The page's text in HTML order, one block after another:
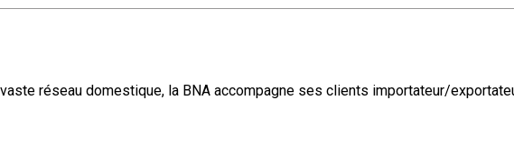
réseau domestique, la BNA accompagne ses clients importateur/